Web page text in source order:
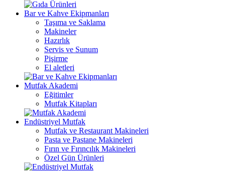
Bar ve Kahve Ekipmanları
Taşıma ve Saklama
Makineler
Hazırlık
Servis ve Sunum
Pişirme
El aletleri
Mutfak Akademi
Eğitimler
Mutfak Kitapları
Endüstriyel Mutfak
Mutfak ve Restaurant Makineleri
Pasta ve Pastane Makineleri
Fırın ve Fırıncılık Makineleri
Özel Gün Ürünleri